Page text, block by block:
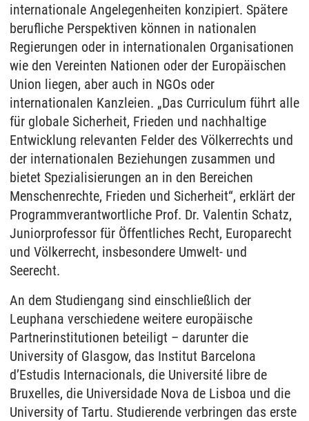
internationale Angelegenheiten konzipiert. Spätere
berufliche Perspektiven können in nationalen
Regierungen oder in internationalen Organisationen
wie den Vereinten Nationen oder der Europäischen
Union liegen, aber auch in NGOs oder
internationalen Kanzleien. „Das Curriculum führt alle
für globale Sicherheit, Frieden und nachhaltige
Entwicklung relevanten Felder des Völkerrechts und
der internationalen Beziehungen zusammen und
bietet Spezialisierungen an in den Bereichen
Menschenrechte, Frieden und Sicherheit“, erklärt der
Programmverantwortliche Prof. Dr. Valentin Schatz,
Juniorprofessor für Öffentliches Recht, Europarecht
und Völkerrecht, insbesondere Umwelt- und
Seerecht.
An dem Studiengang sind einschließlich der
Leuphana verschiedene weitere europäische
Partnerinstitutionen beteiligt – darunter die
University of Glasgow, das Institut Barcelona
d’Estudis Internacionals, die Université libre de
Bruxelles, die Universidade Nova de Lisboa und die
University of Tartu. Studierende verbringen das erste